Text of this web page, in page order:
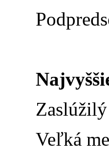
Veľká